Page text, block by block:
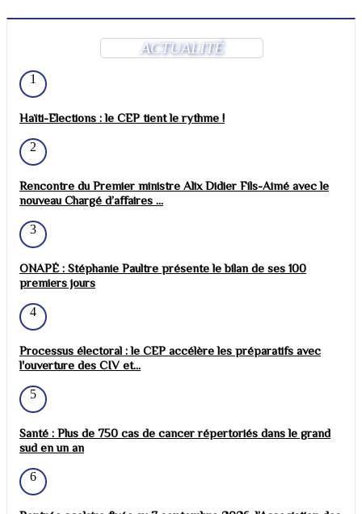
ACTUALITÉ
1
Haïti-Elections : le CEP tient le rythme !
2
Rencontre du Premier ministre Alix Didier Fils-Aimé avec le
nouveau Chargé d’affaires ...
3
ONAPÉ : Stéphanie Paultre présente le bilan de ses 100
premiers jours
4
Processus électoral : le CEP accélère les préparatifs avec
l'ouverture des CIV et...
5
Santé : Plus de 750 cas de cancer répertoriés dans le grand
sud en un an
6